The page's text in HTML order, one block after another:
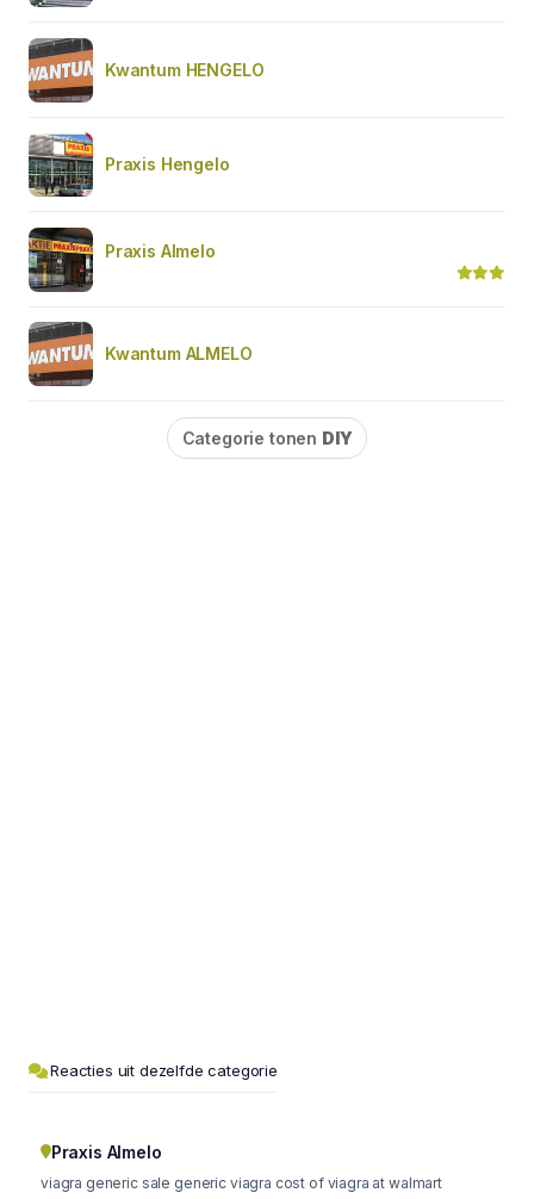
Kwantum HENGELO
Praxis Hengelo
Praxis Almelo
Kwantum ALMELO
Categorie tonen DIY
Reacties uit dezelfde categorie
Praxis Almelo
viagra generic sale generic viagra cost of viagra at walmart